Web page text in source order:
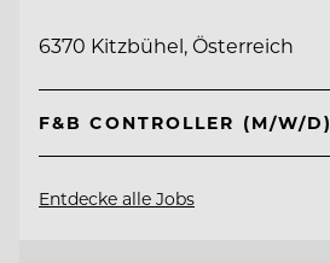
6370 Kitzbühel, Österreich
F&B CONTROLLER (M/W/D)
Entdecke alle Jobs